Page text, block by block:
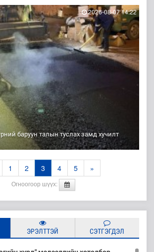
баруун талын туслах замд хучилт
2026-08-07 14:22
1 2 3 4 5 »
Огноогоор шүүх:
ЭРЭЛТТЭЙ СЭТГЭГДЭЛ